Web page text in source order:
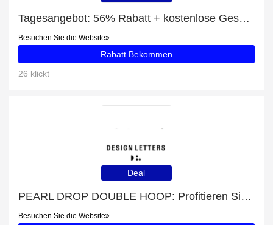
Tagesangebot: 56% Rabatt + kostenlose Geschenke und LOOP ENAMEL STUD (1 PCS) Rabatt
Besuchen Sie die Website
Rabatt Bekommen
26 klickt
Deal
PEARL DROP DOUBLE HOOP: Profitieren Sie von 38% Rabatt auf Ihren Einkauf
Besuchen Sie die Website